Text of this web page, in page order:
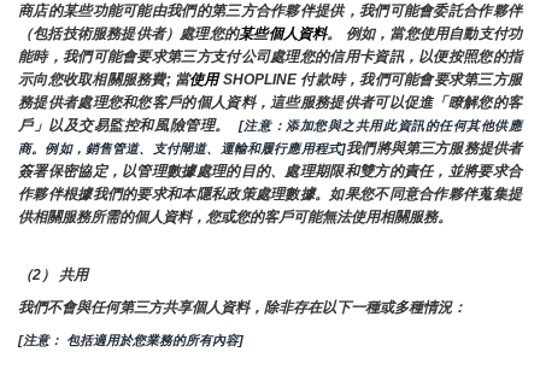
商店的某些功能可能由我們的第三方合作夥伴提供，我們可能會委託合作夥伴
（包括技術服務提供者）處理您的某些個人資料。 例如，當您使用自動支付功
能時，我們可能會要求第三方支付公司處理您的信用卡資訊，以便按照您的指
示向您收取相關服務費; 當使用 SHOPLINE 付款時，我們可能會要求第三方服
務提供者處理您和您客戶的個人資料，這些服務提供者可以促進「瞭解您的客
戶」以及交易監控和風險管理。
[注意：添加您與之共用此資訊的任何其他供應
商。例如，銷售管道、支付閘道、運輸和履行應用程式]我們將與第三方服務提供者
簽署保密協定，以管理數據處理的目的、處理期限和雙方的責任，並將要求合
作夥伴根據我們的要求和本隱私政策處理數據。如果您不同意合作夥伴蒐集提
供相關服務所需的個人資料，您或您的客戶可能無法使用相關服務。
（2） 共用
我們不會與任何第三方共享個人資料，除非存在以下一種或多種情況：
[注意： 包括適用於您業務的所有內容]